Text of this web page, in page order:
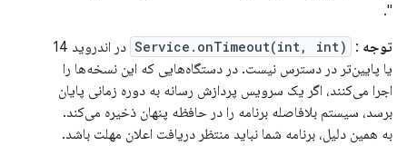
".
توجه :
Service.onTimeout(int, int)
در اندروید 14
یا پایین‌تر در دسترس نیست. در دستگاه‌هایی که این نسخه‌ها را
اجرا می‌کنند، اگر یک سرویس پردازش رسانه به دوره زمانی پایان
برسد، سیستم بلافاصله برنامه را در حافظه پنهان ذخیره می‌کند.
به همین دلیل، برنامه شما نباید منتظر دریافت اعلان مهلت باشد.